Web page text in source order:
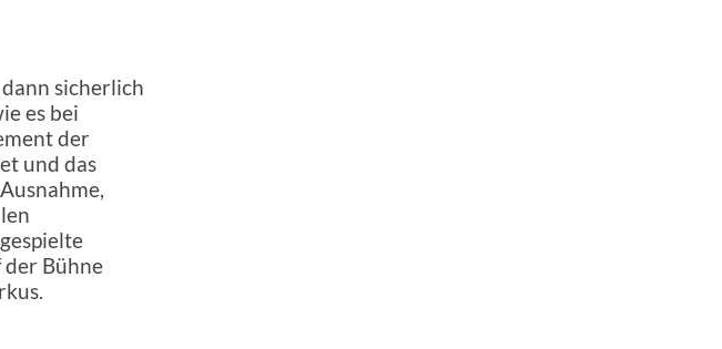
sicherlich
es bei
der
und das
Bühne